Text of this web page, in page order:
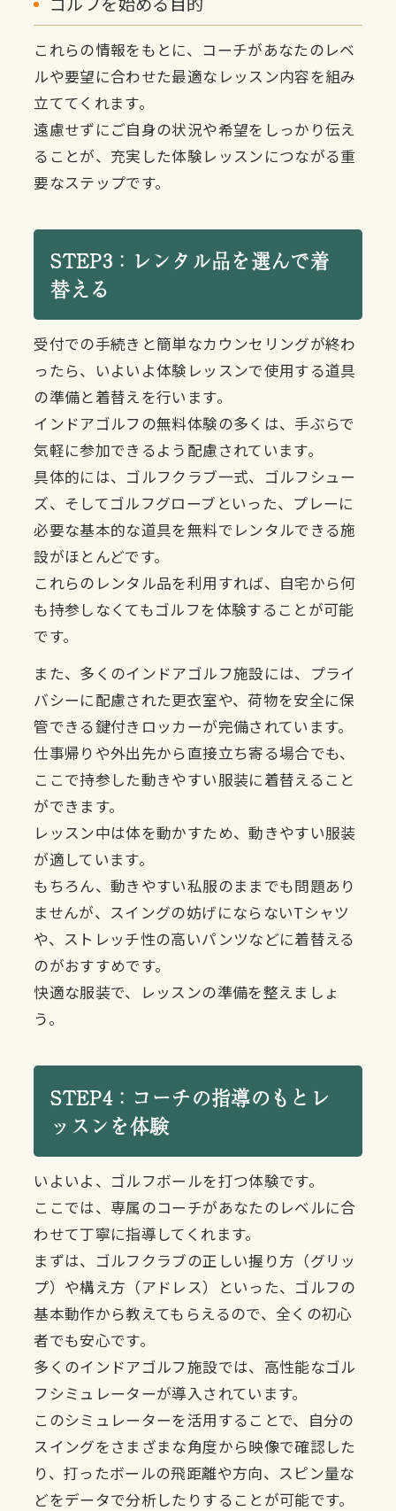
これらの情報をもとに、コーチがあなたのレベ
ルや要望に合わせた最適なレッスン内容を組み
立ててくれます。
遠慮せずにご自身の状況や希望をしっかり伝え
ることが、充実した体験レッスンにつながる重
要なステップです。
STEP3：レンタル品を選んで着
替える
受付での手続きと簡単なカウンセリングが終わ
ったら、いよいよ体験レッスンで使用する道具
の準備と着替えを行います。
インドアゴルフの無料体験の多くは、手ぶらで
気軽に参加できるよう配慮されています。
具体的には、ゴルフクラブ一式、ゴルフシュー
ズ、そしてゴルフグローブといった、プレーに
必要な基本的な道具を無料でレンタルできる施
設がほとんどです。
これらのレンタル品を利用すれば、自宅から何
も持参しなくてもゴルフを体験することが可能
です。
また、多くのインドアゴルフ施設には、プライ
バシーに配慮された更衣室や、荷物を安全に保
管できる鍵付きロッカーが完備されています。
仕事帰りや外出先から直接立ち寄る場合でも、
ここで持参した動きやすい服装に着替えること
ができます。
レッスン中は体を動かすため、動きやすい服装
が適しています。
もちろん、動きやすい私服のままでも問題あり
ませんが、スイングの妨げにならないTシャツ
や、ストレッチ性の高いパンツなどに着替える
のがおすすめです。
快適な服装で、レッスンの準備を整えましょ
う。
STEP4：コーチの指導のもとレ
ッスンを体験
いよいよ、ゴルフボールを打つ体験です。
ここでは、専属のコーチがあなたのレベルに合
わせて丁寧に指導してくれます。
まずは、ゴルフクラブの正しい握り方（グリッ
プ）や構え方（アドレス）といった、ゴルフの
基本動作から教えてもらえるので、全くの初心
者でも安心です。
多くのインドアゴルフ施設では、高性能なゴル
フシミュレーターが導入されています。
このシミュレーターを活用することで、自分の
スイングをさまざまな角度から映像で確認した
り、打ったボールの飛距離や方向、スピン量な
どをデータで分析したりすることが可能です。